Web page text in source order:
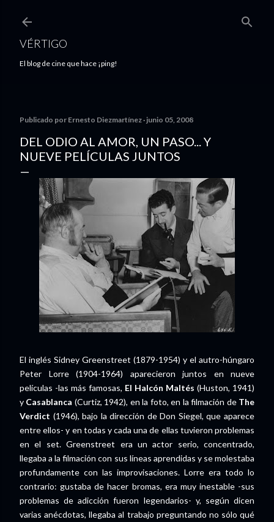
VÉRTIGO
El blog de cine que hace ¡ping!
Publicado por Ernesto Diezmartínez junio 05, 2008
DEL ODIO AL AMOR, UN PASO... Y
NUEVE PELÍCULAS JUNTOS
El inglés Sidney Greenstreet (1879-1954) y el autro-húngaro
Peter Lorre (1904-1964) aparecieron juntos en nueve
películas -las más famosas, El Halcón Maltés (Huston, 1941)
y Casablanca (Curtiz, 1942), en la foto, en la filmación de The
Verdict (1946), bajo la dirección de Don Siegel, que aparece
entre ellos- y en todas y cada una de ellas tuvieron problemas
en el set. Greenstreet era un actor serio, concentrado,
llegaba a la filmación con sus líneas aprendidas y se molestaba
profundamente con las improvisaciones. Lorre era todo lo
contrario: gustaba de hacer bromas, era muy inestable -sus
problemas de adicción fueron legendarios- y, según dicen
varias anécdotas, llegaba al trabajo preguntando no sólo qué